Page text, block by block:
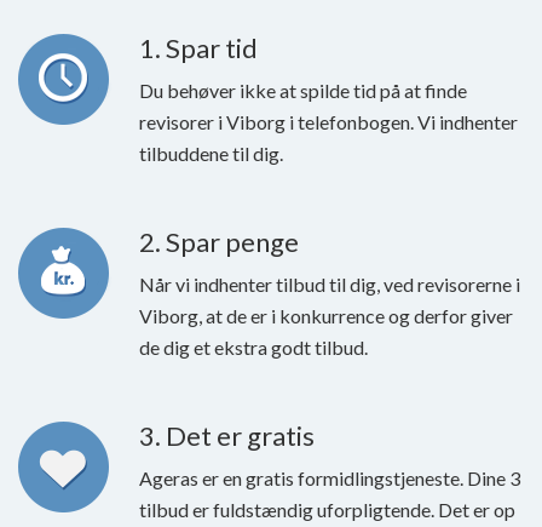
1. Spar tid
Du behøver ikke at spilde tid på at finde
revisorer i Viborg i telefonbogen. Vi indhenter
tilbuddene til dig.
2. Spar penge
Når vi indhenter tilbud til dig, ved revisorerne i
Viborg, at de er i konkurrence og derfor giver
de dig et ekstra godt tilbud.
3. Det er gratis
Ageras er en gratis formidlingstjeneste. Dine 3
tilbud er fuldstændig uforpligtende. Det er op